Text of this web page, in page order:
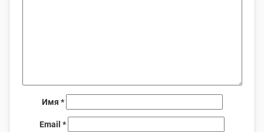
Имя *
Email *